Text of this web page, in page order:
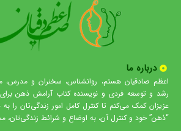
درباره ما
اعظم صادقیان هستم، روانشناس، سخنران و مدرس،
رشد و توسعه فردی و نویسنده کتاب آرامش ذهن
عزیزان کمک می‌کنم تا کنترل کامل امور زندگی‌تان را
“ذهن” خود و کنترل آن، به اوضاع و شرائط زندگی‌تان،